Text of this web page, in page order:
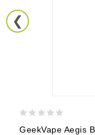
GeekVape Aegis